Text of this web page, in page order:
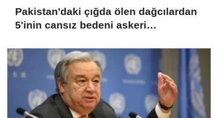
Pakistan'daki çığda ölen dağcılardan
5'inin cansız bedeni askeri